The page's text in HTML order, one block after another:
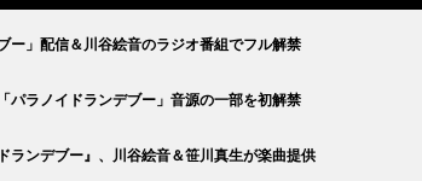
ー」配信＆川谷絵音のラジオ番組でフル解禁
パラノイドランデブー」音源の一部を初解禁
ランデブー』、川谷絵音＆笹川真生が楽曲提供